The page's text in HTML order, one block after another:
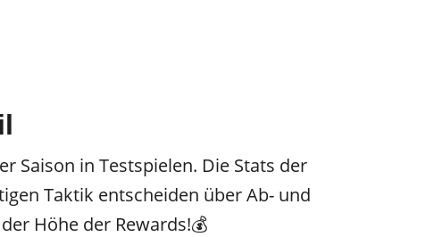
Saison in Testspielen. Die Stats der
Taktik entscheiden über Ab- und
Höhe der Rewards!💰